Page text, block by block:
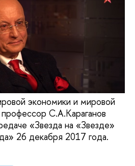
экономики и мировой
С.А.Караганов
«Звезда на «Звезде»
26 декабря 2017 года.